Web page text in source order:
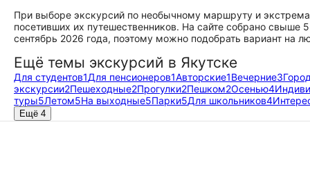
При выборе экскурсий по необычному маршруту и
посетивших их путешественников. На сайте собрано
сентябрь 2026 года, поэтому можно подобрать вариант на
Ещё темы экскурсий в Якутске
Для студентов1Для пенсионеров1Авторские1Вечерние3
экскурсии2Пешеходные2Прогулки2Пешком2Осенью4
туры5Летом5На выходные5Парки5Для школьников4
Ещё 4